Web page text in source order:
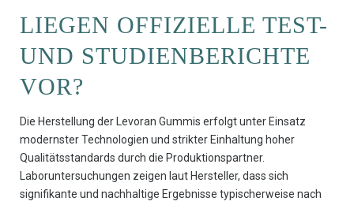
LIEGEN OFFIZIELLE TEST-
UND STUDIENBERICHTE
VOR?
Die Herstellung der Levoran Gummis erfolgt unter Einsatz
modernster Technologien und strikter Einhaltung hoher
Qualitätsstandards durch die Produktionspartner.
Laboruntersuchungen zeigen laut Hersteller, dass sich
signifikante und nachhaltige Ergebnisse typischerweise nach